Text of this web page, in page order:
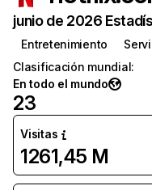
junio de 2026
Entretenimiento
Clasificación mundial:
En todo el mundo
23
Visitas
1261,45 M